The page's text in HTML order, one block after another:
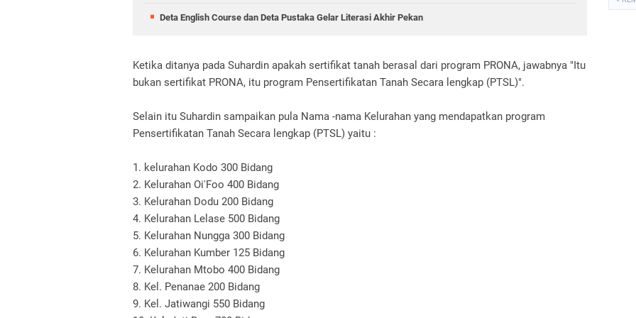
Deta English Course dan Deta Pustaka Gelar Literasi Akhir Pekan
Ketika ditanya pada Suhardin apakah sertifikat tanah berasal dari program PRONA, jawabnya "Itu
bukan sertifikat PRONA, itu program Pensertifikatan Tanah Secara lengkap (PTSL)".
Selain itu Suhardin sampaikan pula Nama -nama Kelurahan yang mendapatkan program
Pensertifikatan Tanah Secara lengkap (PTSL) yaitu :
1. kelurahan Kodo 300 Bidang
2. Kelurahan Oi'Foo 400 Bidang
3. Kelurahan Dodu 200 Bidang
4. Kelurahan Lelase 500 Bidang
5. Kelurahan Nungga 300 Bidang
6. Kelurahan Kumber 125 Bidang
7. Kelurahan Mtobo 400 Bidang
8. Kel. Penanae 200 Bidang
9. Kel. Jatiwangi 550 Bidang